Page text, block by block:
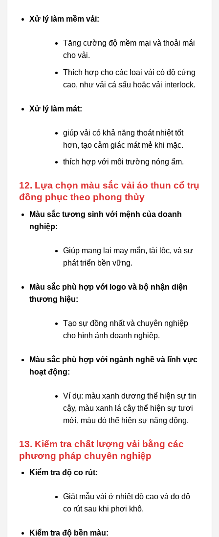
Xử lý làm mềm vải:
Tăng cường độ mềm mại và thoải mái
cho vải.
Thích hợp cho các loại vải có độ cứng
cao, như vải cá sấu hoặc vải interlock.
Xử lý làm mát:
giúp vải có khả năng thoát nhiệt tốt
hơn, tạo cảm giác mát mẻ khi mặc.
thích hợp với môi trường nóng ẩm.
12. Lựa chọn màu sắc vải áo thun cổ trụ
đồng phục theo phong thủy
Màu sắc tương sinh với mệnh của doanh
nghiệp:
Giúp mang lại may mắn, tài lộc, và sự
phát triển bền vững.
Màu sắc phù hợp với logo và bộ nhận diện
thương hiệu:
Tạo sự đồng nhất và chuyên nghiệp
cho hình ảnh doanh nghiệp.
Màu sắc phù hợp với ngành nghề và lĩnh vực
hoạt động:
Ví dụ: màu xanh dương thể hiện sự tin
cậy, màu xanh lá cây thể hiện sự tươi
mới, màu đỏ thể hiện sự năng động.
13. Kiểm tra chất lượng vải bằng các
phương pháp chuyên nghiệp
Kiểm tra độ co rút:
Giặt mẫu vải ở nhiệt độ cao và đo độ
co rút sau khi phơi khô.
Kiểm tra độ bền màu: